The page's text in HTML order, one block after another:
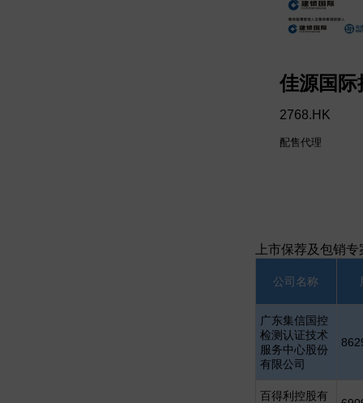
佳源国际
2768.HK
配售代理
上市保荐及包销
公司名称
广东集信国控
检测认证技术
服务中心股份
有限公司
百得利控股有